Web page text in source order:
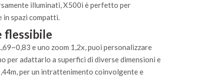
illuminati, X500i è perfetto per
in spazi compatti.
flessibile
e uno zoom 1,2x, puoi personalizzare
per adattarlo a superfici di diverse dimensioni e
per un intrattenimento coinvolgente e